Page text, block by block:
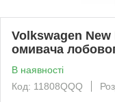
Volkswagen
омивача
В наявності
Код: 11808QQQ